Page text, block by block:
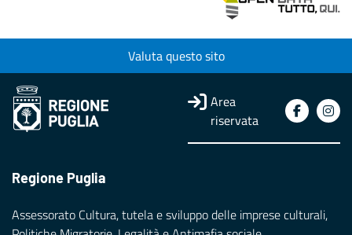
Valuta questo sito
Area
riservata
Regione Puglia
Assessorato Cultura, tutela e sviluppo delle imprese culturali,